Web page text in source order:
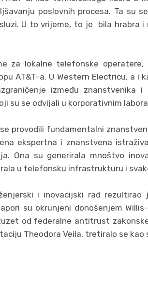
poslovnih procesa. Ta su
U to vrijeme, to je bila hrabra i
za lokalne telefonske
AT&T-a. U Western Electricu, a i
između znanstvenika
su se odvijali u korporativnim
provodili fundamentalni
ekspertna i znanstvena
Ona su generirala mnoštvo
u telefonsku infrastrukturu i
i inovacijski rad
su okrunjeni donošenjem
od federalne antitrust
Theodora Veila, tretiralo se kao